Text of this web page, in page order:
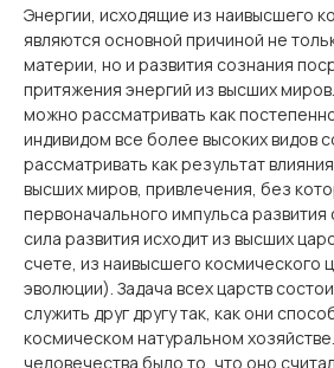
Энергии, исходящие из наивысшего
являются основной причиной не
материи, но и развития сознания
притяжения энергий из высших
можно рассматривать как
индивидом все более высоких видов
рассматривать как результат
высших миров, привлечения, без
первоначального импульса
сила развития исходит из высших
счете, из наивысшего космического
эволюции). Задача всех царств
служить друг другу так, как они
космическом натуральном
человечества было то, что оно